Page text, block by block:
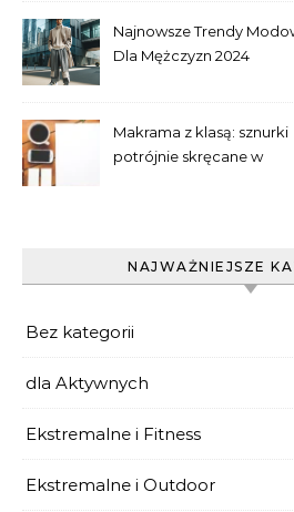
Najnowsze Trendy
Dla Mężczyzn 2024
Makrama z klasą: sznurki
potrójnie skręcane w
NAJWAŻNIEJSZE
Bez kategorii
dla Aktywnych
Ekstremalne i Fitness
Ekstremalne i Outdoor